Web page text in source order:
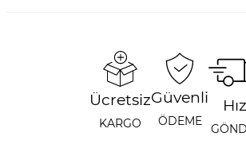
Ücretsiz
KARGO
Güvenli
ÖDEME